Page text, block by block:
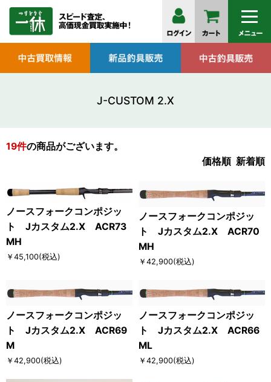
J-CUSTOM 2.X
19件の商品がございます。
価格順 新着順
ノースフォークコンポジッ
ト Jカスタム2.X ACR73
MH
￥45,100(税込)
ノースフォークコンポジッ
ト Jカスタム2.X ACR70
MH
￥42,900(税込)
ノースフォークコンポジッ
ト Jカスタム2.X ACR69
M
￥42,900(税込)
ノースフォークコンポジッ
ト Jカスタム2.X ACR66
ML
￥42,900(税込)